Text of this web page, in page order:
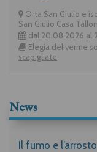
Orta San Giulio e
San Giulio Casa
dal 20.08.2026 al
Elegia del verme
scapigliate
News
Il fumo e